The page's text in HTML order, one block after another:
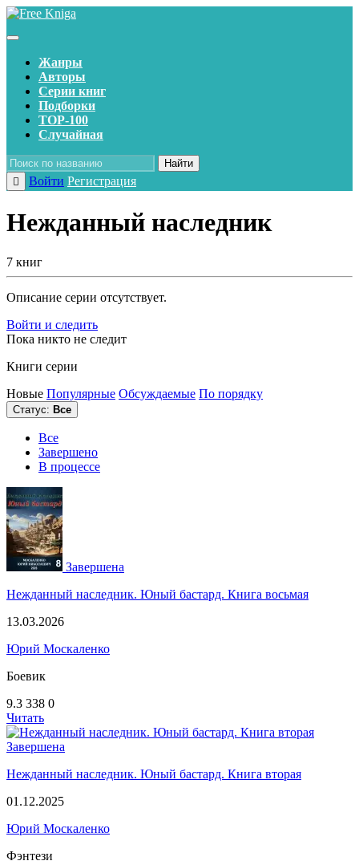
Жанры
Авторы
Серии книг
Подборки
TOP-100
Случайная
Найти
Войти Регистрация
Нежданный наследник
7 книг
Описание серии отсутствует.
Войти и следить
Пока никто не следит
Книги серии
Новые Популярные Обсуждаемые По порядку
Статус: Все
Все
Завершено
В процессе
Завершена
Нежданный наследник. Юный бастард. Книга восьмая
13.03.2026
Юрий Москаленко
Боевик
9.3 338 0
Читать
Завершена
Нежданный наследник. Юный бастард. Книга вторая
01.12.2025
Юрий Москаленко
Фэнтези